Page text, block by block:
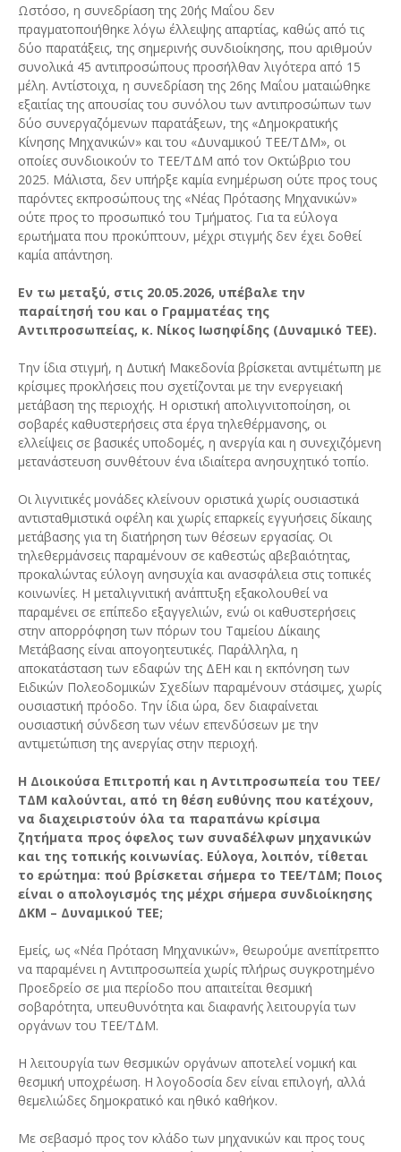
Ωστόσο, η συνεδρίαση της 20ής Μαΐου δεν
πραγματοποιήθηκε λόγω έλλειψης απαρτίας, καθώς από τις
δύο παρατάξεις, της σημερινής συνδιοίκησης, που αριθμούν
συνολικά 45 αντιπροσώπους προσήλθαν λιγότερα από 15
μέλη. Αντίστοιχα, η συνεδρίαση της 26ης Μαΐου ματαιώθηκε
εξαιτίας της απουσίας του συνόλου των αντιπροσώπων των
δύο συνεργαζόμενων παρατάξεων, της «Δημοκρατικής
Κίνησης Μηχανικών» και του «Δυναμικού ΤΕΕ/ΤΔΜ», οι
οποίες συνδιοικούν το ΤΕΕ/ΤΔΜ από τον Οκτώβριο του
2025. Μάλιστα, δεν υπήρξε καμία ενημέρωση ούτε προς τους
παρόντες εκπροσώπους της «Νέας Πρότασης Μηχανικών»
ούτε προς το προσωπικό του Τμήματος. Για τα εύλογα
ερωτήματα που προκύπτουν, μέχρι στιγμής δεν έχει δοθεί
καμία απάντηση.
Εν τω μεταξύ, στις 20.05.2026, υπέβαλε την
παραίτησή του και ο Γραμματέας της
Αντιπροσωπείας, κ. Νίκος Ιωσηφίδης (Δυναμικό ΤΕΕ).
Την ίδια στιγμή, η Δυτική Μακεδονία βρίσκεται αντιμέτωπη με
κρίσιμες προκλήσεις που σχετίζονται με την ενεργειακή
μετάβαση της περιοχής. Η οριστική απολιγνιτοποίηση, οι
σοβαρές καθυστερήσεις στα έργα τηλεθέρμανσης, οι
ελλείψεις σε βασικές υποδομές, η ανεργία και η συνεχιζόμενη
μετανάστευση συνθέτουν ένα ιδιαίτερα ανησυχητικό τοπίο.
Οι λιγνιτικές μονάδες κλείνουν οριστικά χωρίς ουσιαστικά
αντισταθμιστικά οφέλη και χωρίς επαρκείς εγγυήσεις δίκαιης
μετάβασης για τη διατήρηση των θέσεων εργασίας. Οι
τηλεθερμάνσεις παραμένουν σε καθεστώς αβεβαιότητας,
προκαλώντας εύλογη ανησυχία και ανασφάλεια στις τοπικές
κοινωνίες. Η μεταλιγνιτική ανάπτυξη εξακολουθεί να
παραμένει σε επίπεδο εξαγγελιών, ενώ οι καθυστερήσεις
στην απορρόφηση των πόρων του Ταμείου Δίκαιης
Μετάβασης είναι απογοητευτικές. Παράλληλα, η
αποκατάσταση των εδαφών της ΔΕΗ και η εκπόνηση των
Ειδικών Πολεοδομικών Σχεδίων παραμένουν στάσιμες, χωρίς
ουσιαστική πρόοδο. Την ίδια ώρα, δεν διαφαίνεται
ουσιαστική σύνδεση των νέων επενδύσεων με την
αντιμετώπιση της ανεργίας στην περιοχή.
Η Διοικούσα Επιτροπή και η Αντιπροσωπεία του ΤΕΕ/
ΤΔΜ καλούνται, από τη θέση ευθύνης που κατέχουν,
να διαχειριστούν όλα τα παραπάνω κρίσιμα
ζητήματα προς όφελος των συναδέλφων μηχανικών
και της τοπικής κοινωνίας. Εύλογα, λοιπόν, τίθεται
το ερώτημα: πού βρίσκεται σήμερα το ΤΕΕ/ΤΔΜ; Ποιος
είναι ο απολογισμός της μέχρι σήμερα συνδιοίκησης
ΔΚΜ – Δυναμικού ΤΕΕ;
Εμείς, ως «Νέα Πρόταση Μηχανικών», θεωρούμε ανεπίτρεπτο
να παραμένει η Αντιπροσωπεία χωρίς πλήρως συγκροτημένο
Προεδρείο σε μια περίοδο που απαιτείται θεσμική
σοβαρότητα, υπευθυνότητα και διαφανής λειτουργία των
οργάνων του ΤΕΕ/ΤΔΜ.
Η λειτουργία των θεσμικών οργάνων αποτελεί νομική και
θεσμική υποχρέωση. Η λογοδοσία δεν είναι επιλογή, αλλά
θεμελιώδες δημοκρατικό και ηθικό καθήκον.
Με σεβασμό προς τον κλάδο των μηχανικών και προς τους